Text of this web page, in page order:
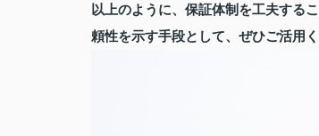
以上のように、保証体制を工夫する
頼性を示す手段として、ぜひご活用く